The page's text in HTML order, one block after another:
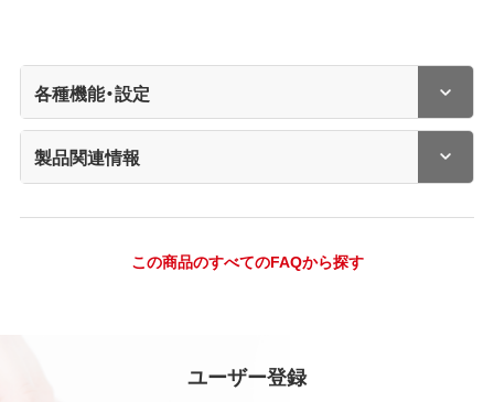
各種機能・設定
製品関連情報
この商品のすべてのFAQから探す
ユーザー登録